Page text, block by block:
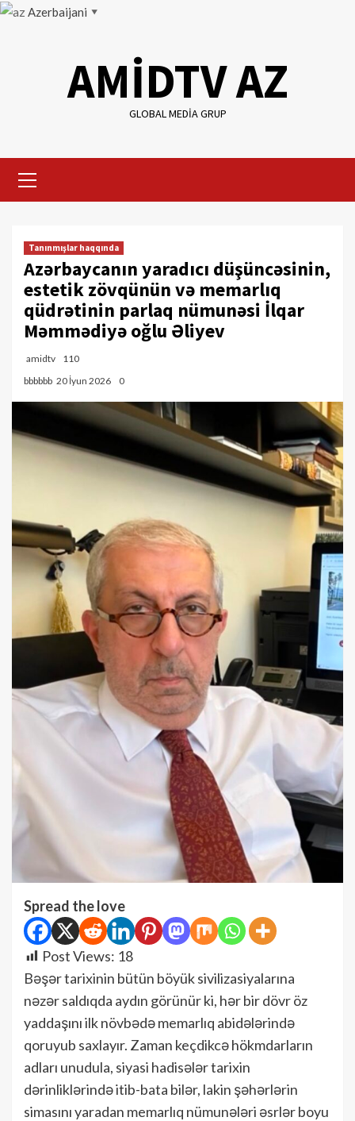
Azerbaijani ▼
AMİDTV AZ
GLOBAL MEDIA GRUP
Menu
Tanınmışlar haqqında
Azərbaycanın yaradıcı düşüncəsinin,
estetik zövqünün və memarlıq
qüdrətinin parlaq nümunəsi İlqar
Məmmədiyə oğlu Əliyev
amidtv
110
bbbbbb 20 İyun 2026 0
Spread the love
Post Views: 18
Bəşər tarixinin bütün böyük sivilizasiyalarına
nəzər saldıqda aydın görünür ki, hər bir dövr öz
yaddaşını ilk növbədə memarlıq abidələrində
qoruyub saxlayır. Zaman keçdikcə hökmdarların
adları unudula, siyasi hadisələr tarixin
dərinliklərində itib-bata bilər, lakin şəhərlərin
simasını yaradan memarlıq nümunələri əsrlər boyu